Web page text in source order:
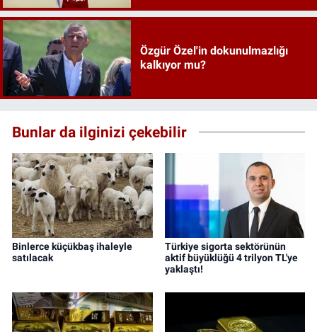
Özgür Özel'in dokunulmazlığı
kalkıyor mu?
Bunlar da ilginizi çekebilir
Binlerce küçükbaş ihaleyle
satılacak
Türkiye sigorta sektörünün
aktif büyüklüğü 4 trilyon TL'ye
yaklaştı!